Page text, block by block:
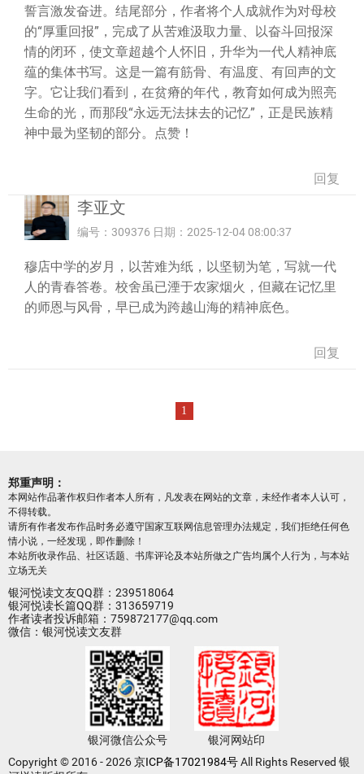
誓言激发奋进。结尾部分，作者将个人成就作为对母校
的“厚重回报”，完成了从苦难汲取力量、以奋斗回报深
情的闭环，使文章超越个人怀旧，升华为一代人精神底
蕴的集体书写。这是一篇有筋骨、有温度、有回声的文
字。它让我们看到，在贫瘠的年代，教育如何成为照亮
生命的光，而那段“永远无法抹去的记忆”，正是民族精
神中最为坚韧的部分。点赞！
回复
李亚文
编号：309376 日期：2025-12-04 08:00:37
穆店中学的岁月，以苦难为纸，以坚韧为笔，写就一代
人的青春答卷。校舍虽已湮于农家烟火，但藏在记忆里
的师恩与风骨，早已成为跨越山海的精神底色。
回复
1
郑重声明：
本网站作品著作权归作者本人所有，凡发表在网站的文章，未经作者本人认可，
不得转载。
请所有作者发布作品时务必遵守国家互联网信息管理办法规定，我们拒绝任何色
情小说，一经发现，即作删除！
本站所收录作品、社区话题、书库评论及本站所做之广告均属个人行为，与本站
立场无关
银河悦读文友QQ群：239518064
银河悦读长篇QQ群：313659719
作者读者投诉邮箱：759872177@qq.com
微信：银河悦读文友群
银河微信公众号
银河网站印
Copyright © 2016 - 2026京ICP备17021984号All Rights Reserved 银